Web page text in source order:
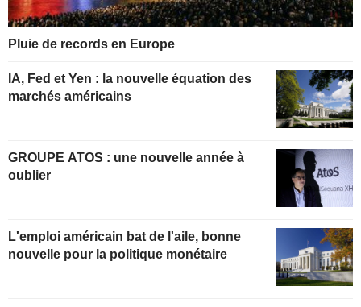
Pluie de records en Europe
IA, Fed et Yen : la nouvelle équation des
marchés américains
GROUPE ATOS : une nouvelle année à
oublier
L'emploi américain bat de l'aile, bonne
nouvelle pour la politique monétaire